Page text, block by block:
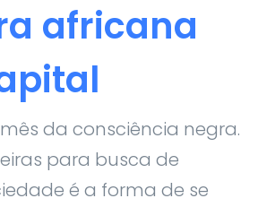
africana
da consciência negra.
para busca de
é a forma de se